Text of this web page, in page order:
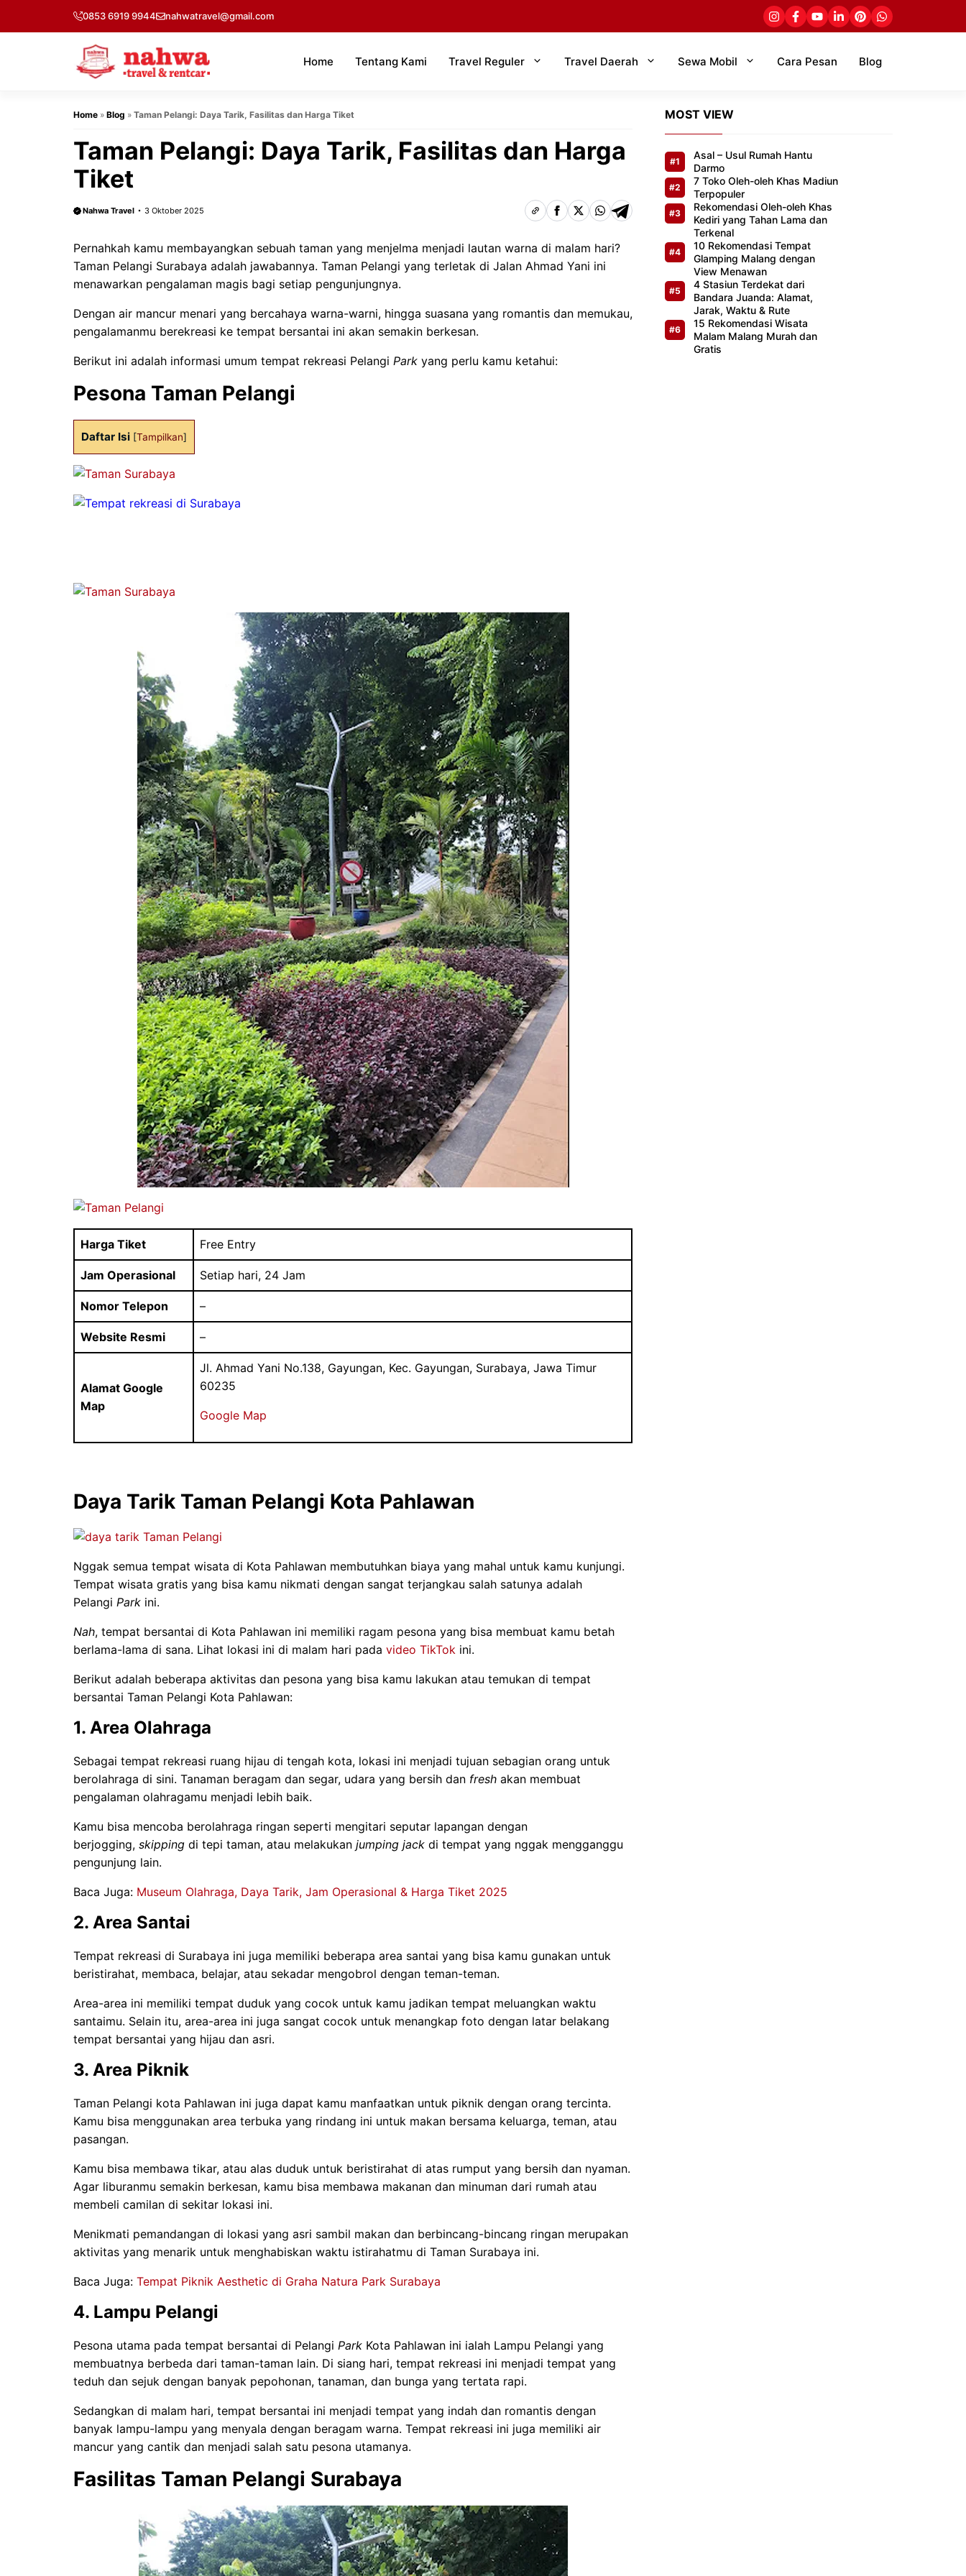
0853 6919 9944 nahwatravel@gmail.com
Home Tentang Kami Travel Reguler Travel Daerah Sewa Mobil Cara Pesan Blog
Home » Blog » Taman Pelangi: Daya Tarik, Fasilitas dan Harga Tiket
Taman Pelangi: Daya Tarik, Fasilitas dan Harga
Tiket
Nahwa Travel 3 Oktober 2025
Pernahkah kamu membayangkan sebuah taman yang menjelma menjadi lautan warna di malam hari?
Taman Pelangi Surabaya adalah jawabannya. Taman Pelangi yang terletak di Jalan Ahmad Yani ini
menawarkan pengalaman magis bagi setiap pengunjungnya.
Dengan air mancur menari yang bercahaya warna-warni, hingga suasana yang romantis dan memukau,
pengalamanmu berekreasi ke tempat bersantai ini akan semakin berkesan.
Berikut ini adalah informasi umum tempat rekreasi Pelangi Park yang perlu kamu ketahui:
Pesona Taman Pelangi
Daftar Isi [Tampilkan]
Harga Tiket Free Entry
Jam Operasional Setiap hari, 24 Jam
Nomor Telepon –
Website Resmi –
Alamat Google
Map
Jl. Ahmad Yani No.138, Gayungan, Kec. Gayungan, Surabaya, Jawa Timur
60235
Google Map
Daya Tarik Taman Pelangi Kota Pahlawan
Nggak semua tempat wisata di Kota Pahlawan membutuhkan biaya yang mahal untuk kamu kunjungi.
Tempat wisata gratis yang bisa kamu nikmati dengan sangat terjangkau salah satunya adalah
Pelangi Park ini.
Nah, tempat bersantai di Kota Pahlawan ini memiliki ragam pesona yang bisa membuat kamu betah
berlama-lama di sana. Lihat lokasi ini di malam hari pada video TikTok ini.
Berikut adalah beberapa aktivitas dan pesona yang bisa kamu lakukan atau temukan di tempat
bersantai Taman Pelangi Kota Pahlawan:
1. Area Olahraga
Sebagai tempat rekreasi ruang hijau di tengah kota, lokasi ini menjadi tujuan sebagian orang untuk
berolahraga di sini. Tanaman beragam dan segar, udara yang bersih dan fresh akan membuat
pengalaman olahragamu menjadi lebih baik.
Kamu bisa mencoba berolahraga ringan seperti mengitari seputar lapangan dengan
berjogging, skipping di tepi taman, atau melakukan jumping jack di tempat yang nggak mengganggu
pengunjung lain.
Baca Juga: Museum Olahraga, Daya Tarik, Jam Operasional & Harga Tiket 2025
2. Area Santai
Tempat rekreasi di Surabaya ini juga memiliki beberapa area santai yang bisa kamu gunakan untuk
beristirahat, membaca, belajar, atau sekadar mengobrol dengan teman-teman.
Area-area ini memiliki tempat duduk yang cocok untuk kamu jadikan tempat meluangkan waktu
santaimu. Selain itu, area-area ini juga sangat cocok untuk menangkap foto dengan latar belakang
tempat bersantai yang hijau dan asri.
3. Area Piknik
Taman Pelangi kota Pahlawan ini juga dapat kamu manfaatkan untuk piknik dengan orang tercinta.
Kamu bisa menggunakan area terbuka yang rindang ini untuk makan bersama keluarga, teman, atau
pasangan.
Kamu bisa membawa tikar, atau alas duduk untuk beristirahat di atas rumput yang bersih dan nyaman.
Agar liburanmu semakin berkesan, kamu bisa membawa makanan dan minuman dari rumah atau
membeli camilan di sekitar lokasi ini.
Menikmati pemandangan di lokasi yang asri sambil makan dan berbincang-bincang ringan merupakan
aktivitas yang menarik untuk menghabiskan waktu istirahatmu di Taman Surabaya ini.
Baca Juga: Tempat Piknik Aesthetic di Graha Natura Park Surabaya
4. Lampu Pelangi
Pesona utama pada tempat bersantai di Pelangi Park Kota Pahlawan ini ialah Lampu Pelangi yang
membuatnya berbeda dari taman-taman lain. Di siang hari, tempat rekreasi ini menjadi tempat yang
teduh dan sejuk dengan banyak pepohonan, tanaman, dan bunga yang tertata rapi.
Sedangkan di malam hari, tempat bersantai ini menjadi tempat yang indah dan romantis dengan
banyak lampu-lampu yang menyala dengan beragam warna. Tempat rekreasi ini juga memiliki air
mancur yang cantik dan menjadi salah satu pesona utamanya.
Fasilitas Taman Pelangi Surabaya
MOST VIEW
Asal – Usul Rumah Hantu
Darmo
7 Toko Oleh-oleh Khas Madiun
Terpopuler
Rekomendasi Oleh-oleh Khas
Kediri yang Tahan Lama dan
Terkenal
10 Rekomendasi Tempat
Glamping Malang dengan
View Menawan
4 Stasiun Terdekat dari
Bandara Juanda: Alamat,
Jarak, Waktu & Rute
15 Rekomendasi Wisata
Malam Malang Murah dan
Gratis